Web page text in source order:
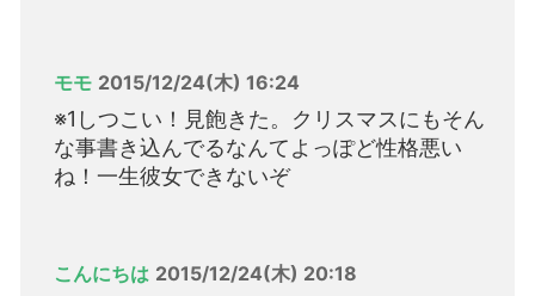
モモ 2015/12/24(木) 16:24
※1しつこい！見飽きた。クリスマスにもそん
な事書き込んでるなんてよっぽど性格悪い
ね！一生彼女できないぞ
こんにちは 2015/12/24(木) 20:18